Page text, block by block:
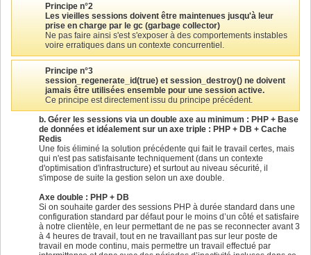
Principe n°2
Les vieilles sessions doivent être maintenues jusqu'à leur
prise en charge par le gc (garbage collector)
Ne pas faire ainsi s'est s'exposer à des comportements instables
voire erratiques dans un contexte concurrentiel.
Principe n°3
session_regenerate_id(true) et session_destroy() ne doivent
jamais être utilisées ensemble pour une session active.
Ce principe est directement issu du principe précédent.
b. Gérer les sessions via un double axe au minimum : PHP + Base
de données et idéalement sur un axe triple : PHP + DB + Cache
Redis
Une fois éliminé la solution précédente qui fait le travail certes, mais
qui n'est pas satisfaisante techniquement (dans un contexte
d'optimisation d'infrastructure) et surtout au niveau sécurité, il
s'impose de suite la gestion selon un axe double.
Axe double : PHP + DB
Si on souhaite garder des sessions PHP à durée standard dans une
configuration standard par défaut pour le moins d’un côté et satisfaire
à notre clientèle, en leur permettant de ne pas se reconnecter avant 3
à 4 heures de travail, tout en ne travaillant pas sur leur poste de
travail en mode continu, mais permettre un travail effectué par